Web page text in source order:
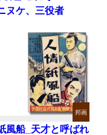
ヌケ、三役者
邦画
風船_天才と呼ばれ